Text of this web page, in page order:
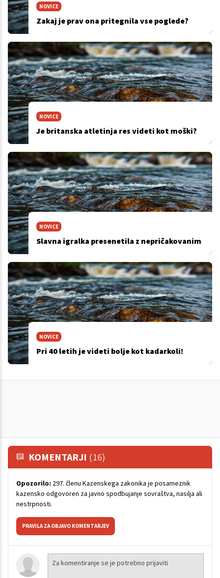
NOVICE
Zakaj je prav ona pritegnila vse poglede?
NOVICE
Je britanska atletinja res videti kot moški?
NOVICE
Slavna igralka presenetila z nepričakovanim
NOVICE
Pri 40 letih je videti bolje kot kadarkoli!
KOMENTARJI (16)
Opozorilo: 297. členu Kazenskega zakonika je posameznik
kazensko odgovoren za javno spodbujanje sovraštva, nasilja ali
nestrpnosti.
PRAVILA ZA OBJAVO KOMENTARJEV